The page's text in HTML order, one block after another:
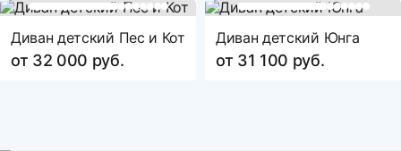
Диван детский Пес и Кот
от 32 000 руб.
Диван детский Юнга
от 31 100 руб.